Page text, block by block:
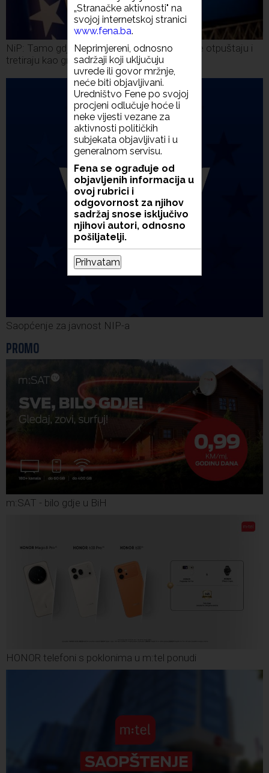
NiP: Tamo gdje su SDA i HDZ 'fiks' Bošnjake otpuštaju i
tretiraju kao građane drugog reda
Saopćenje za javnost NIP-a
„Stranačke aktivnosti" na
svojoj internetskoj stranici
www.fena.ba.
Neprimjereni, odnosno
sadržaji koji uključuju
uvrede ili govor mržnje,
neće biti objavljivani.
Uredništvo Fene po svojoj
procjeni odlučuje hoće li
neke vijesti vezane za
aktivnosti političkih
subjekata objavljivati i u
generalnom servisu.
Fena se ograđuje od
objavljenih informacija u
ovoj rubrici i
odgovornost za njihov
sadržaj snose isključivo
njihovi autori, odnosno
pošiljatelji.
Prihvatam
PROMO
m:SAT - bilo gdje u BiH
HONOR telefoni s poklonima u m:tel ponudi